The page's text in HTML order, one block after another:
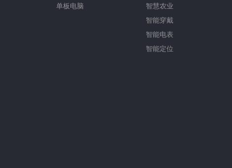
单板电脑
智慧农业
智能穿戴
智能电表
智能定位